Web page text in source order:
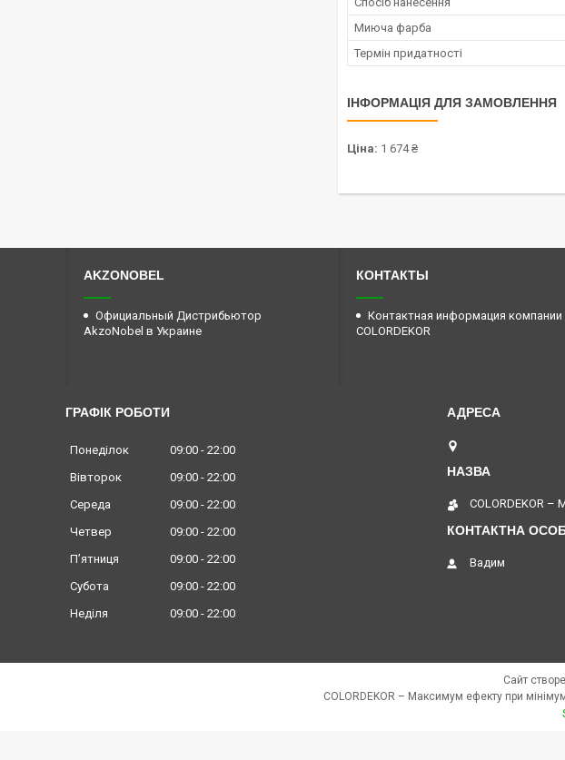
Миюча фарба
Термін придатності
ІНФОРМАЦІЯ ДЛЯ ЗАМОВЛЕННЯ
Ціна: 1 674 ₴
AKZONOBEL
Официальный Дистрибьютор
AkzoNobel в Украине
КОНТАКТЫ
Контактная информация компании
COLORDEKOR
ГРАФІК РОБОТИ
Понеділок 09:00
22:00
Вівторок
09:00
22:00
Середа
09:00
22:00
Четвер
09:00
22:00
Пʼятниця
09:00
22:00
Субота
09:00
22:00
Неділя
09:00 22:00
COLORDEKOR –
Вадим
Сайт